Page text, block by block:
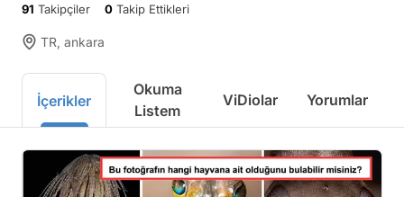
91 Takipçiler 0 Takip Ettikleri
TR, ankara
İçerikler
Okuma
Listem
ViDiolar Yorumlar